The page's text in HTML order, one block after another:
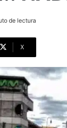
de lectura
X